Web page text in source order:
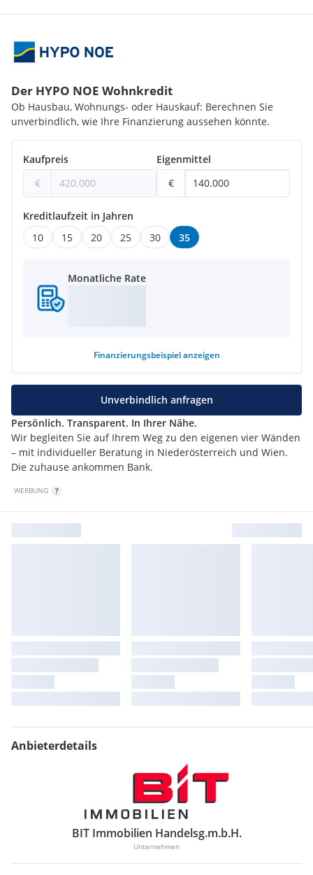
Der Vermittler ist als Doppelmakler tätig.
Der HYPO NOE Wohnkredit
Ob Hausbau, Wohnungs- oder Hauskauf: Berechnen Sie
unverbindlich, wie Ihre Finanzierung aussehen könnte.
Kaufpreis
€
Eigenmittel
€
Kreditlaufzeit in Jahren
10
15 20 25 30 35
Monatliche Rate
Finanzierungsbeispiel anzeigen
Persönlich. Transparent. In Ihrer Nähe.
Wir begleiten Sie auf Ihrem Weg zu den eigenen vier Wänden
– mit individueller Beratung in Niederösterreich und Wien.
Die zuhause ankommen Bank.
Unverbindlich anfragen
WERBUNG
Anbieterdetails
BIT Immobilien Handelsg.m.b.H.
Unternehmen